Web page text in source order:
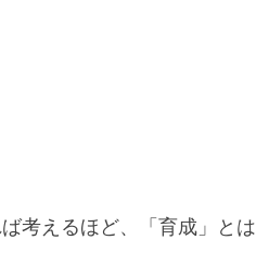
考えるほど、「育成」とは